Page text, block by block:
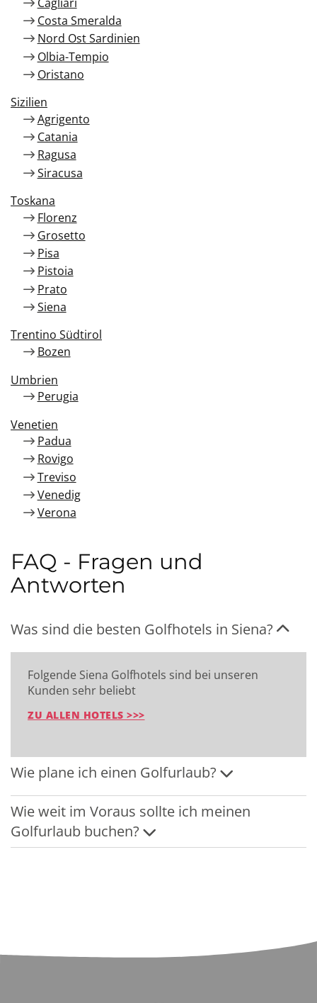
Costa Smeralda
Nord Ost Sardinien
Olbia-Tempio
Oristano
Sizilien
Agrigento
Catania
Ragusa
Siracusa
Toskana
Florenz
Grosetto
Pisa
Pistoia
Prato
Siena
Trentino Südtirol
Bozen
Umbrien
Perugia
Venetien
Padua
Rovigo
Treviso
Venedig
Verona
FAQ - Fragen und
Antworten
Was sind die besten Golfhotels in Siena?
Folgende Siena Golfhotels sind bei unseren
Kunden sehr beliebt
ZU ALLEN HOTELS >>>
Wie plane ich einen Golfurlaub?
Wie weit im Voraus sollte ich meinen
Golfurlaub buchen?